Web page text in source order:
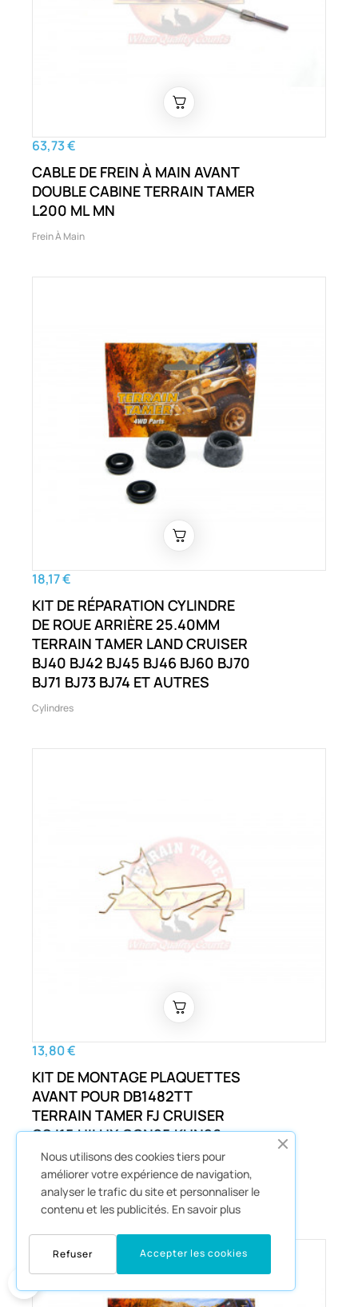
63,73 €
CABLE DE FREIN À MAIN AVANT
DOUBLE CABINE TERRAIN TAMER
L200 ML MN
Frein À Main
18,17 €
KIT DE RÉPARATION CYLINDRE
DE ROUE ARRIÈRE 25.40MM
TERRAIN TAMER LAND CRUISER
BJ40 BJ42 BJ45 BJ46 BJ60 BJ70
BJ71 BJ73 BJ74 ET AUTRES
Cylindres
13,80 €
KIT DE MONTAGE PLAQUETTES
AVANT POUR DB1482TT
TERRAIN TAMER FJ CRUISER
GSJ15 HILUX GGN25 KUN26
LANDCRUISER PRADO GDJ150
GRJ120 ET AUTRES
Disques Et Plaquettes
Nous utilisons des cookies tiers pour
améliorer votre expérience de navigation,
analyser le trafic du site et personnaliser le
contenu et les publicités. En savoir plus
Accepter les cookies
Refuser